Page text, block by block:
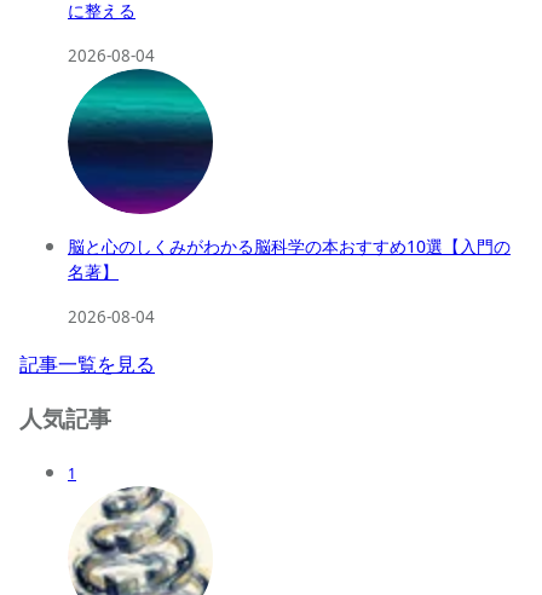
に整える
2026-08-04
脳と心のしくみがわかる脳科学の本おすすめ10選【入門の
名著】
2026-08-04
記事一覧を見る
人気記事
1